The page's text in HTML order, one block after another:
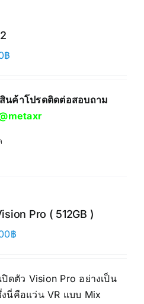
฿
นค้าโปรดติดต่อสอบถาม
Pro ( 512GB )
฿
ปิดตัว Vision Pro อย่างเป็น
นี่คือแว่น VR แบบ Mix